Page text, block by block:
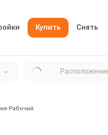
Купить Снять
Рабочий